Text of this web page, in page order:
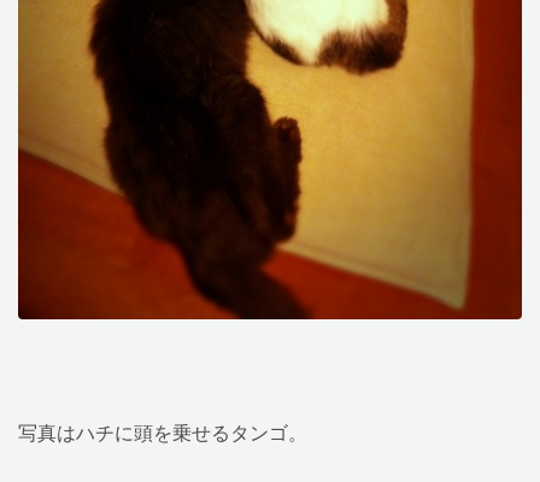
写真はハチに頭を乗せるタンゴ。